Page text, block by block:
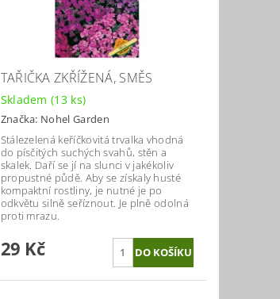
TAŘIČKA ZKŘÍŽENÁ, SMĚS
Skladem(13 ks)
Značka: Nohel Garden
Stálezelená keříčkovitá trvalka vhodná
do písčitých suchých svahů, stěn a
skalek. Daří se jí na slunci v jakékoliv
propustné půdě. Aby se získaly husté
kompaktní rostliny, je nutné je po
odkvětu silně seříznout. Je plně odolná
proti mrazu.
29 Kč